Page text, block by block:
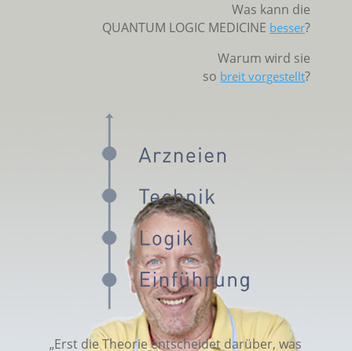
Was kann die
QUANTUM LOGIC MEDICINE besser?
Warum wird sie
so breit vorgestellt?
„Erst die Theorie entscheidet darüber, was